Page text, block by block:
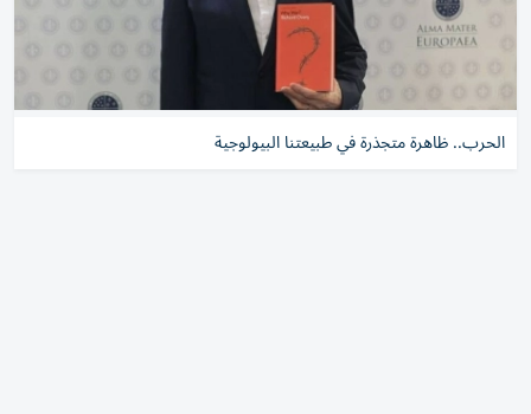
الحرب.. ظاهرة متجذرة في طبيعتنا البيولوجية